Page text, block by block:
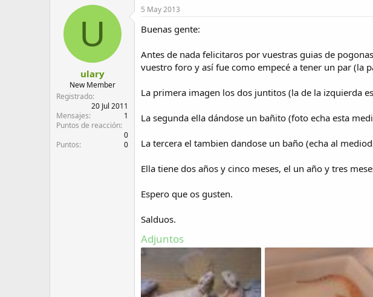
e
t
e
a
c
i
n
i
c
i
U
ulary
New Member
Registrado
20 Jul 2011
Mensajes
1
Puntos de reacción
0
Puntos
0
5 May 2013
Buenas gente:
Antes de nada felicitaros por vuestras guias de
vuestro foro y así fue como empecé a tener un par (la
La primera imagen los dos juntitos (la de la izquierda
La segunda ella dándose un bañito (foto echa esta
La tercera el tambien dandose un baño (echa al
Ella tiene dos años y cinco meses, el un año y tres
Espero que os gusten.
Salduos.
Adjuntos